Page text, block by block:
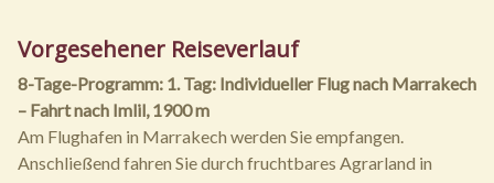
Vorgesehener Reiseverlauf
8-Tage-Programm: 1. Tag: Individueller Flug nach Marrakech
– Fahrt nach Imlil, 1900 m
Am Flughafen in Marrakech werden Sie empfangen.
Anschließend fahren Sie durch fruchtbares Agrarland in